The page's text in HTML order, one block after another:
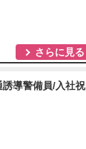
さらに見る
誘導警備員/入社祝